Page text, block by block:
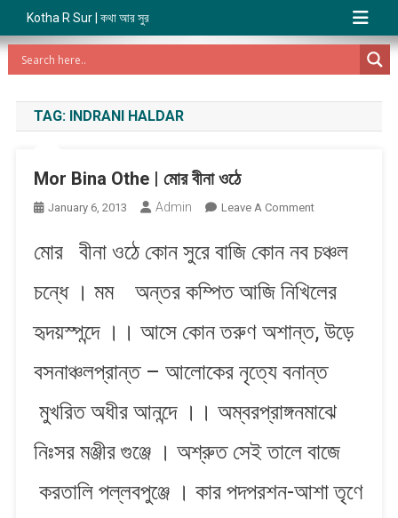
Kotha R Sur | কথা আর সুর
TAG: INDRANI HALDAR
Mor Bina Othe | মোর বীনা ওঠে
January 6, 2013 Admin Leave A CommentOn
Bina
|
বীনা
মোর বীনা ওঠে কোন সুরে বাজি কোন নব চঞ্চল
চন্ধে । মম অন্তর কম্পিত আজি নিখিলের
হৃদয়স্পন্দে ।। আসে কোন তরুণ অশান্ত, উড়ে
বসনাঞ্চলপ্রান্ত – আলোকের নৃত্যে বনান্ত
মুখরিত অধীর আনন্দে ।। অম্বরপ্রাঙ্গনমাঝে
নিঃসর মঞ্জীর গুঞ্জে । অশ্রুত সেই তালে বাজে
করতালি পল্লবপুঞ্জে । কার পদপরশন-আশা তৃণে